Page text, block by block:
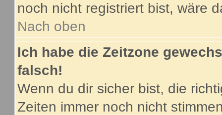
noch nicht registriert bist, wäre
Nach oben
Ich habe die Zeitzone
falsch!
Wenn du dir sicher bist, die
Zeiten immer noch nicht